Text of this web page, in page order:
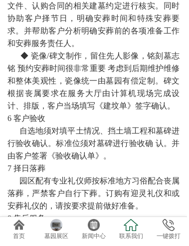
文件、认购合同的相关建墓约定进行核实。同时
协助客户择节日，明确安葬时间和特殊安葬要
求。并帮助客户分析明确安葬前的各项准备工作
和安葬服务责任人。
◆ 瓷像/碑文制作，留住先人影像，铭刻墓志
铭 预约安葬时间很非常重要 考虑到后期维护维修
和整体美观性，瓷像统一由墓园有偿定制。碑文
根据丧属要求在服务大厅由计算机现场完成设
计、排版，客户当场填写《建坟单》签字确认。
6 客户验收
自选地须对填平土情况、挡土墙工程和墓碑进
行验收确认。标准位须对墓碑进行验收确 认。并
由客户签署《验收确认单》。
7 择日落葬
园区配有专业礼仪师按标准地方习俗配合丧属
落葬，严禁客户自行下葬。订购有迎灵礼仪和或
安葬礼仪的，请按要求提前做好准备。
8 售后服务
园区可提供诸如代客祭扫、管家服务、墓碑翻
首页 墓园展区 新闻中心 联系我们 一键拨打